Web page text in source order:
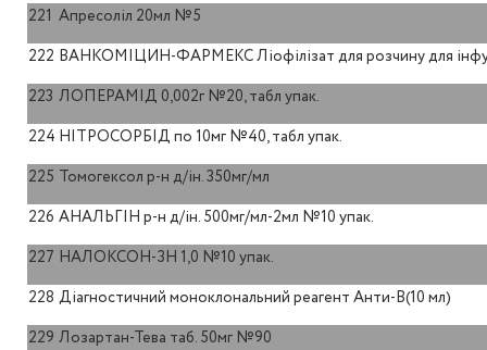
221 Апресоліл 20мл №5
222 ВАНКОМІЦИН-ФАРМЕКС Ліофілізат для розчину для
223 ЛОПЕРАМІД 0,002г №20, табл упак.
224 НІТРОСОРБІД по 10мг №40, табл упак.
225 Томогексол р-н д/ін. 350мг/мл
226 АНАЛЬГІН р-н д/ін. 500мг/мл-2мл №10 упак.
227 НАЛОКСОН-ЗН 1,0 №10 упак.
228 Діагностичний моноклональний реагент Анти-В(10 мл)
229 Лозартан-Тева таб. 50мг №90